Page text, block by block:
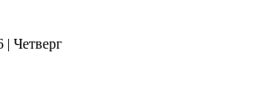
| Четверг